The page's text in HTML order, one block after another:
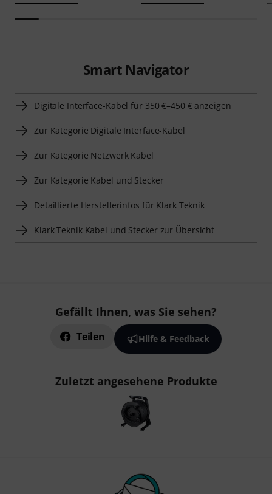
Smart Navigator
Digitale Interface-Kabel für 350 €–450 € anzeigen
Zur Kategorie Digitale Interface-Kabel
Zur Kategorie Netzwerk Kabel
Zur Kategorie Kabel und Stecker
Detaillierte Herstellerinfos für Klark Teknik
Klark Teknik Kabel und Stecker zur Übersicht
Gefällt Ihnen, was Sie sehen?
Teilen Hilfe & Feedback
Zuletzt angesehene Produkte